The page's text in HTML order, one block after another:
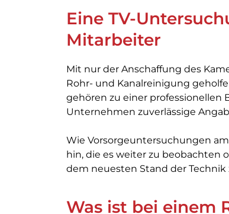
Eine TV-
Mitarbeiter
Mit nur der Anschaffung des
Rohr- und Kanalreinigung
gehören zu einer professionellen
Unternehmen zuverlässige
Wie Vorsorgeuntersuchungen
hin, die es weiter zu beobachten
dem neuesten Stand der Technik
Was ist bei einem